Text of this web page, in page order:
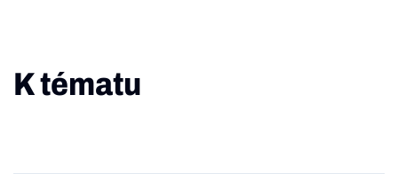
K tématu